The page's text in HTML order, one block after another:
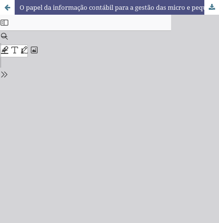
O papel da informação contábil para a gestão das micro e pequenas empresas do setor de serviços